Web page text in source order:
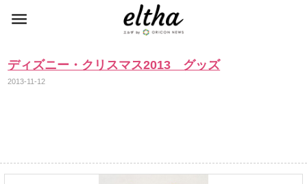
ディズニー・クリスマス2013 グッズ
2013-11-12